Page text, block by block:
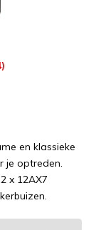
en klassieke
je optreden.
x 12AX7